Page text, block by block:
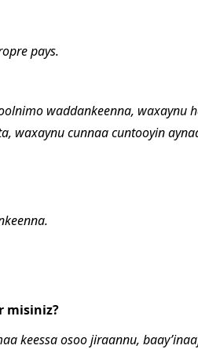
pays.
waddankeenna, waxaynu
waxaynu cunnaa cuntooyin
misiniz?
keessa osoo jiraannu,